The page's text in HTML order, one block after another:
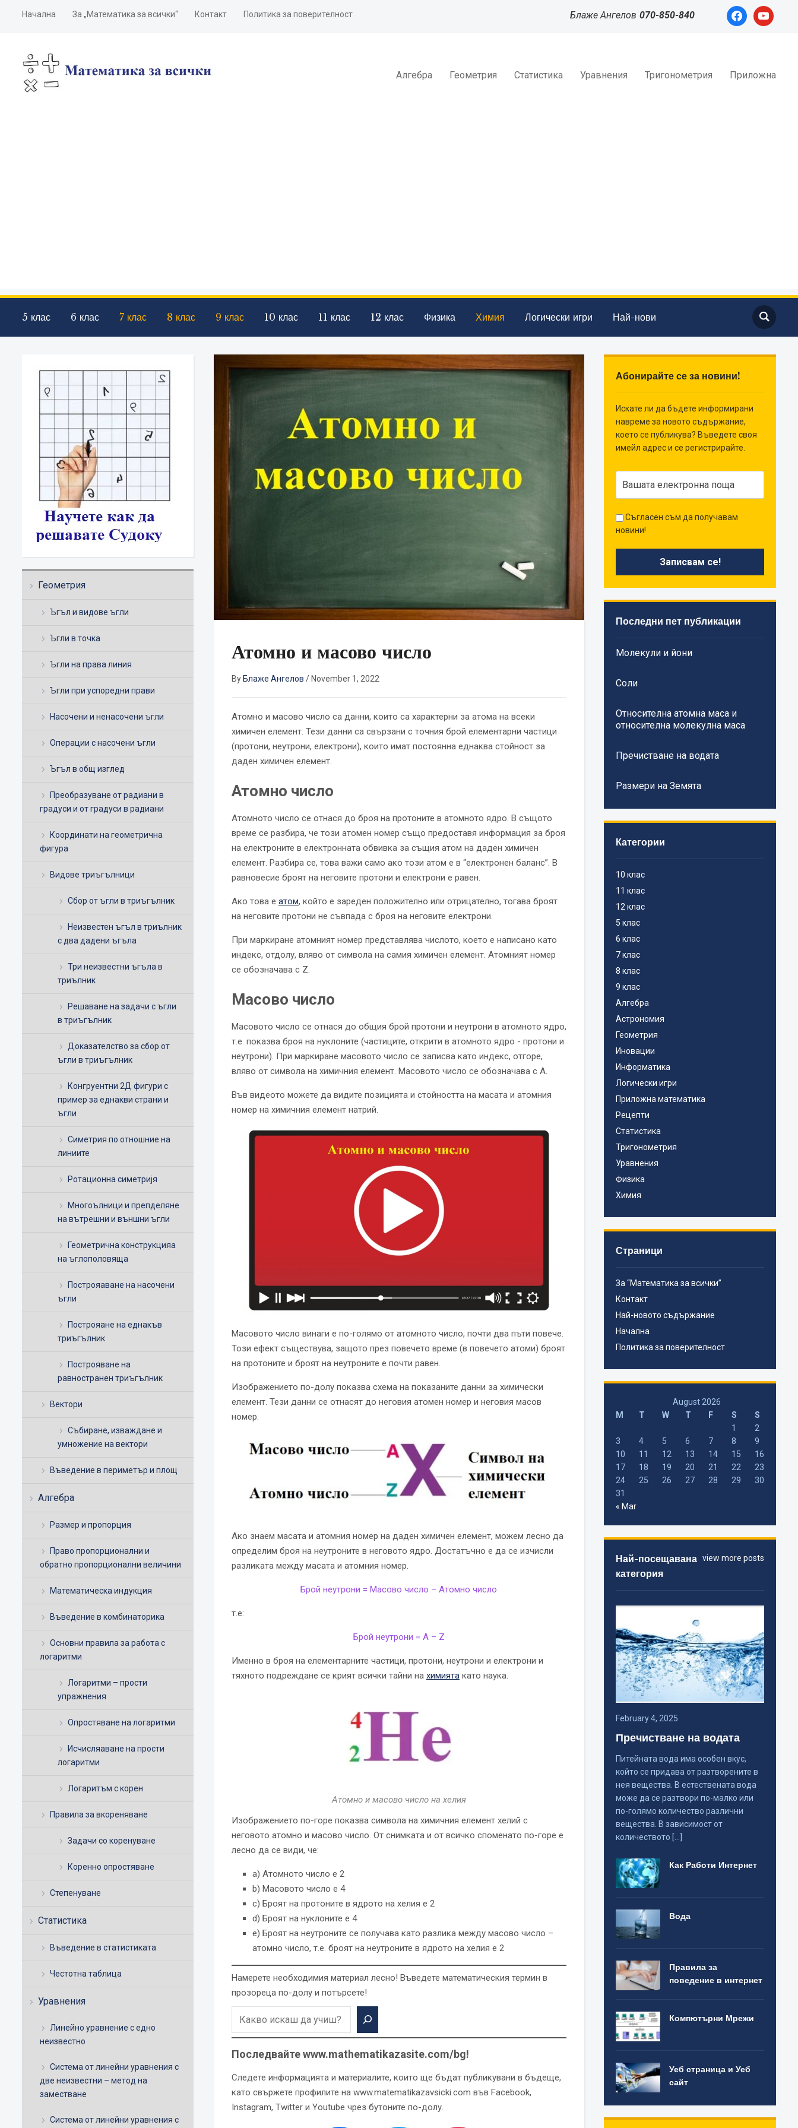
Начална За „Математика за всички“ Контакт Политика за поверителност facebookyoutube
Блаже Ангелов 070-850-840
Алгебра Геометрия Статистика Уравнения Тригонометрия Приложна
5 клас 6 клас 7 клас 8 клас 9 клас 10 клас 11 клас 12 клас Физика Химия Логически игри Най-нови
Геометрия
Ъгъл и видове ъгли
Ъгли в точка
Ъгли на права линия
Ъгли при успоредни прави
Насочени и ненасочени ъгли
Операции с насочени ъгли
Ъгъл в общ изглед
Преобразуване от радиани в
градуси и от градуси в радиани
Координати на геометрична
фигура
Видове триъгълници
Сбор от ъгли в триъгълник
Неизвестен ъгъл в триълник
с два дадени ъгъла
Три неизвестни ъгъла в
триълник
Решаване на задачи с ъгли
в триъгълник
Доказателство за сбор от
ъгли в триъгълник
Конгруентни 2Д фигури с
пример за еднакви страни и
ъгли
Симетрия по отношние на
линиите
Ротационна симетријя
Многоълници и препделяне
на вътрешни и външни ъгли
Геометрична конструкцияа
на ъглополовяща
Построяаване на насочени
ъгли
Построяане на еднакъв
триъгълник
Построяване на
равностранен триъгълник
Вектори
Събиране, изваждане и
умножение на вектори
Въведение в периметър и площ
Алгебра
Размер и пропорция
Право пропорционални и
обратно пропорционални величини
Математическа индукция
Въведение в комбинаторика
Основни правила за работа с
логаритми
Логаритми – прости
упражнения
Опростяване на логаритми
Исчисляаване на прости
логаритми
Логаритъм с корен
Правила за вкореняване
Задачи со коренуване
Коренно опростяване
Степенуване
Статистика
Въведение в статистиката
Честотна таблица
Уравнения
Линейно уравнение с едно
неизвестно
Система от линейни уравнения с
две неизвестни – метод на
заместване
Система от линейни уравнения с
Атомно и масово число
By Блаже Ангелов / November 1, 2022
Атомно и масово число са данни, които са характерни за атома на всеки
химичен елемент. Тези данни са свързани с точния брой елементарни частици
(протони, неутрони, електрони), които имат постоянна еднаква стойност за
даден химичен елемент.
Атомно число
Атомното число се отнася до броя на протоните в атомното ядро. В същото
време се разбира, че този атомен номер също предоставя информация за броя
на електроните в електронната обвивка за същия атом на даден химичен
елемент. Разбира се, това важи само ако този атом е в “електронен баланс”. В
равновесие броят на неговите протони и електрони е равен.
Ако това е атом, който е зареден положително или отрицателно, тогава броят
на неговите протони не съвпада с броя на неговите електрони.
При маркиране атомният номер представлява числото, което е написано като
индекс, отдолу, вляво от символа на самия химичен елемент. Атомният номер
се обозначава с Z.
Масово число
Масовото число се отнася до общия брой протони и неутрони в атомното ядро,
т.е. показва броя на нуклоните (частиците, открити в атомното ядро ​​- протони и
неутрони). При маркиране масовото число се записва като индекс, отгоре,
вляво от символа на химичния елемент. Масовото число се обозначава с А.
Във видеото можете да видите позицията и стойността на масата и атомния
номер на химичния елемент натрий.
Масовото число винаги е по-голямо от атомното число, почти два пъти повече.
Този ефект съществува, защото през повечето време (в повечето атоми) броят
на протоните и броят на неутроните е почти равен.
Изображението по-долу показва схема на показаните данни за химически
елемент. Тези данни се отнасят до неговия атомен номер и неговия масов
номер.
Ако знаем масата и атомния номер на даден химичен елемент, можем лесно да
определим броя на неутроните в неговото ядро. Достатъчно е да се изчисли
разликата между масата и атомния номер.
Брой неутрони = Масово число – Атомно число
т.е:
Брой неутрони = A – Z
Именно в броя на елементарните частици, протони, неутрони и електрони и
тяхното подреждане се крият всички тайни на химиятакато наука.
Атомно и масово число на хелия
Изображението по-горе показва символа на химичния елемент хелий с
неговото атомно и масово число. От снимката и от всичко споменато по-горе е
лесно да се види, че:
a) Атомното число е 2
b) Масовото число е 4
c) Броят на протоните в ядрото на хелия е 2
d) Броят на нуклоните е 4
e) Броят на неутроните се получава като разлика между масово число –
атомно число, т.е. броят на неутроните в ядрото на хелия е 2
Намерете необходимия материал лесно! Въведете математическия термин в
прозореца по-долу и потърсете!
Последвайте www.mathematikazasite.com/bg!
Следете информацията и материалите, които ще бъдат публикувани в бъдеще,
като свържете профилите на www.matematikazavsicki.com във Facebook,
Instagram, Twitter и Youtube чрез бутоните по-долу.
Абонирайте се за новини!
Искате ли да бъдете информирани
навреме за новото съдържание,
което се публикува? Въведете своя
имейл адрес и се регистрирайте.
Съгласен съм да получавам
новини!
Последни пет публикации
Молекули и йони
Соли
Относителна атомна маса и
относителна молекулна маса
Пречистване на водата
Размери на Земята
Категории
10 клас
11 клас
12 клас
5 клас
6 клас
7 клас
8 клас
9 клас
Алгебра
Астрономия
Геометрия
Иновации
Информатика
Логически игри
Приложна математика
Рецепти
Статистика
Тригонометрия
Уравнения
Физика
Химия
Страници
За “Математика за всички”
Контакт
Най-новото съдържание
Начална
Политика за поверителност
August 2026
M
T W T F S
S
1
2
3
4 5 6 7 8
9
10
11 12 13 14 15
16
17
18 19 20 21 22
23
24
25 26 27 28 29
30
31
« Mar
view more posts
Най-посещавана
категория
February 4, 2025
Пречистване на водата
Питейната вода има особен вкус,
който се придава от разтворените в
нея вещества. В естествената вода
може да се разтвори по-малко или
по-голямо количество различни
вещества. В зависимост от
количеството […]
Как Работи Интернет
Вода
Правила за
поведение в интернет
Компютърни Мрежи
Уеб страница и Уеб
сайт